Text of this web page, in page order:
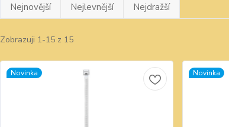
Nejnovější Nejlevnější Nejdražší
Zobrazuji 1-15 z 15
Novinka Novinka